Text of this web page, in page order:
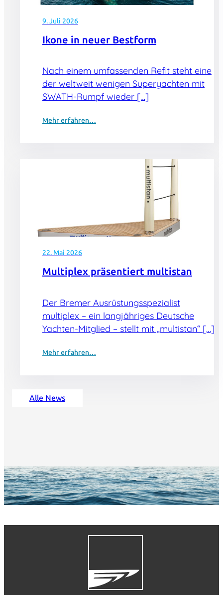
9. Juli 2026
Ikone in neuer Bestform
Nach einem umfassenden Refit steht eine
der weltweit wenigen Superyachten mit
SWATH-Rumpf wieder […]
Mehr erfahren…
22. Mai 2026
Multiplex präsentiert multistan
Der Bremer Ausrüstungsspezialist
multiplex – ein langjähriges Deutsche
Yachten-Mitglied – stellt mit „multistan“ […]
Mehr erfahren…
Alle News